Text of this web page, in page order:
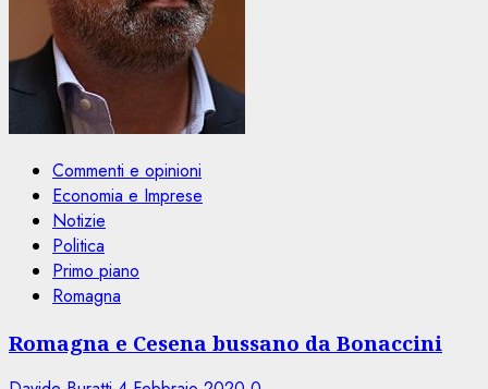
Commenti e opinioni
Economia e Imprese
Notizie
Politica
Primo piano
Romagna
Romagna e Cesena bussano da Bonaccini